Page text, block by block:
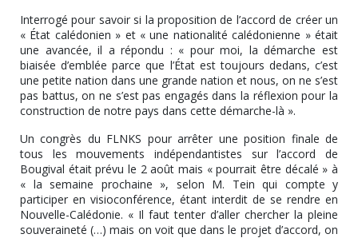
Interrogé pour savoir si la proposition de l’accord de créer un
« État calédonien » et « une nationalité calédonienne » était
une avancée, il a répondu : « pour moi, la démarche est
biaisée d’emblée parce que l’État est toujours dedans, c’est
une petite nation dans une grande nation et nous, on ne s’est
pas battus, on ne s’est pas engagés dans la réflexion pour la
construction de notre pays dans cette démarche-là ».
Un congrès du FLNKS pour arrêter une position finale de
tous les mouvements indépendantistes sur l’accord de
Bougival était prévu le 2 août mais « pourrait être décalé » à
« la semaine prochaine », selon M. Tein qui compte y
participer en visioconférence, étant interdit de se rendre en
Nouvelle-Calédonie. « Il faut tenter d’aller chercher la pleine
souveraineté (…) mais on voit que dans le projet d’accord, on